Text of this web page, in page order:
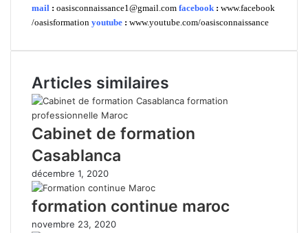
mail : oasisconnaissance1@gmail.com facebook : www.facebook
/oasisformation youtube : www.youtube.com/oasisconnaissance
Articles similaires
Cabinet de formation
Casablanca
décembre 1, 2020
formation continue maroc
novembre 23, 2020